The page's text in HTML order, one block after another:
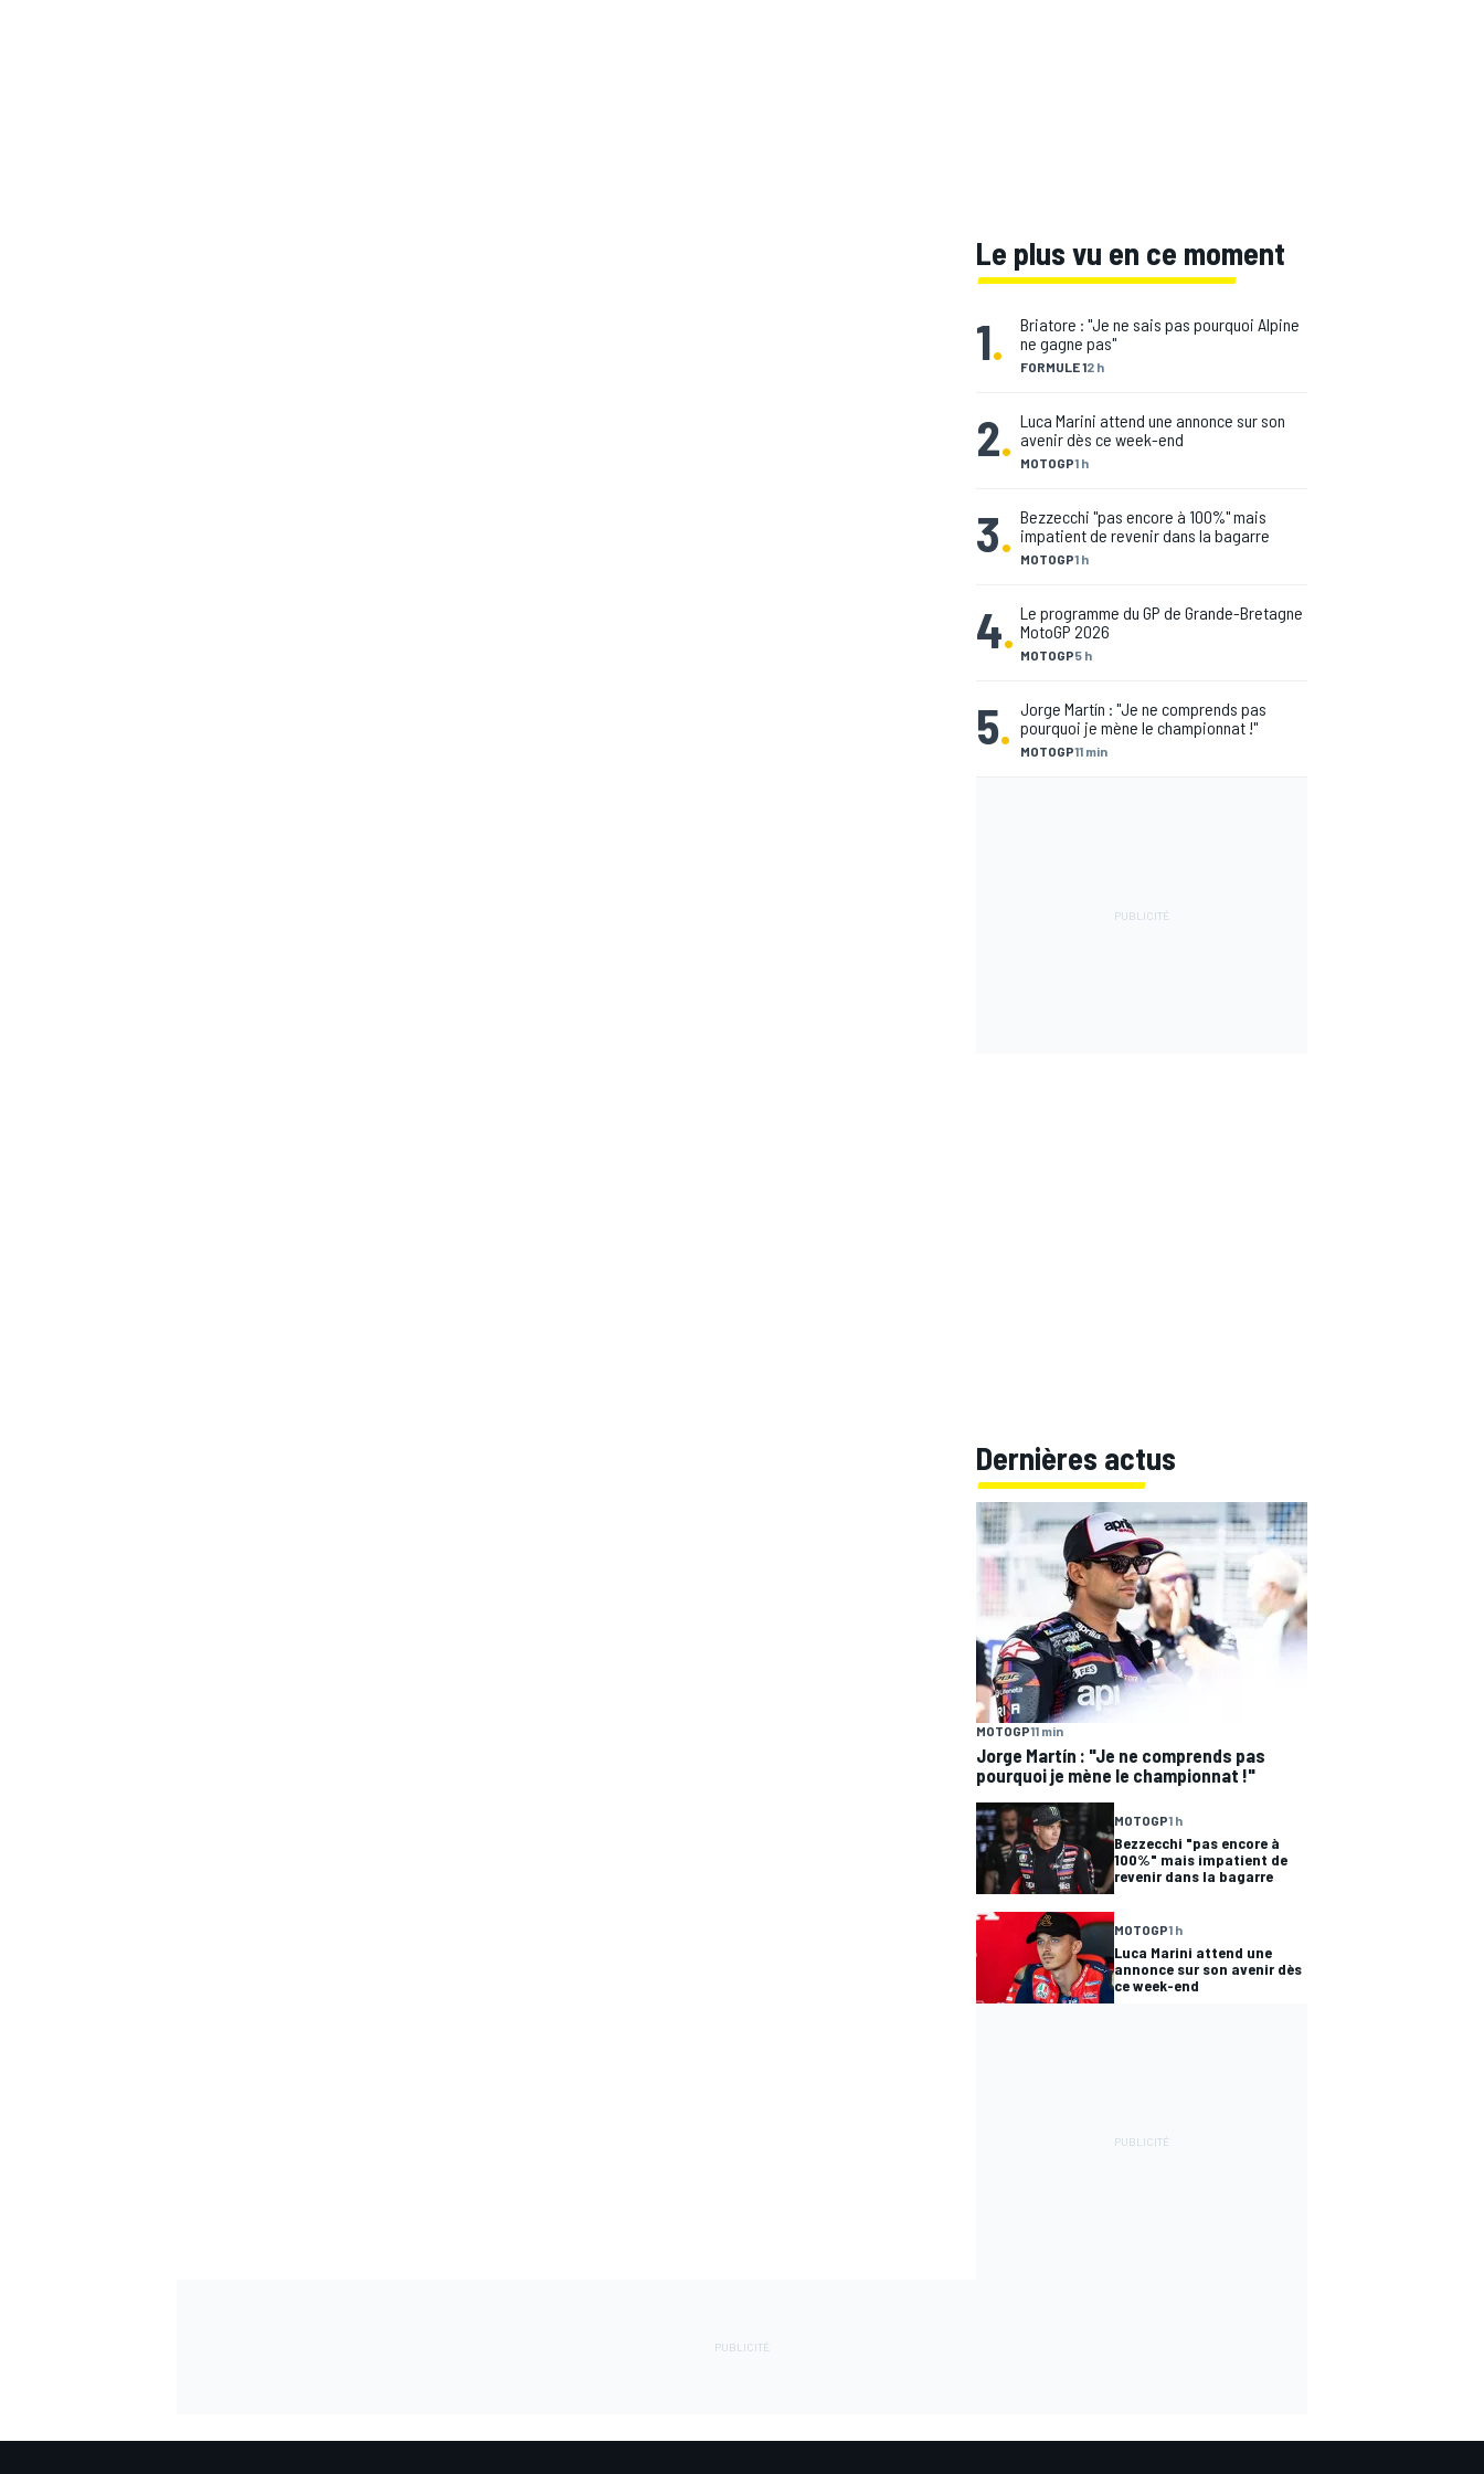
Le plus vu en ce moment
1. FORMULE 12 h
Briatore : "Je ne sais pas pourquoi Alpine
ne gagne pas"
2. MOTOGP1 h
Luca Marini attend une annonce sur son
avenir dès ce week-end
3. MOTOGP1 h
Bezzecchi "pas encore à 100%" mais
impatient de revenir dans la bagarre
4. MOTOGP5 h
Le programme du GP de Grande-Bretagne
MotoGP 2026
5. MOTOGP11 min
Jorge Martín : "Je ne comprends pas
pourquoi je mène le championnat !"
Dernières actus
MOTOGP11 min
Jorge Martín : "Je ne comprends pas
pourquoi je mène le championnat !"
MOTOGP1 h
Bezzecchi "pas encore à
100%" mais impatient de
revenir dans la bagarre
MOTOGP1 h
Luca Marini attend une
annonce sur son avenir dès
ce week-end